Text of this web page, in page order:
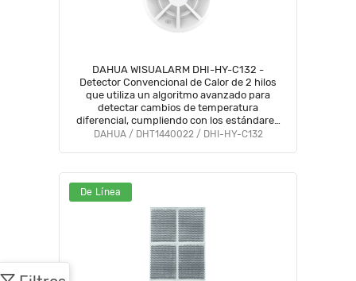
DAHUA WISUALARM DHI-HY-C132 -
Detector Convencional de Calor de 2 hilos
que utiliza un algoritmo avanzado para
detectar cambios de temperatura
diferencial, cumpliendo con los estándares
EN54 y pruebas EMC, #LoNuevo
DAHUA / DHT1440022 / DHI-HY-C132
De Línea